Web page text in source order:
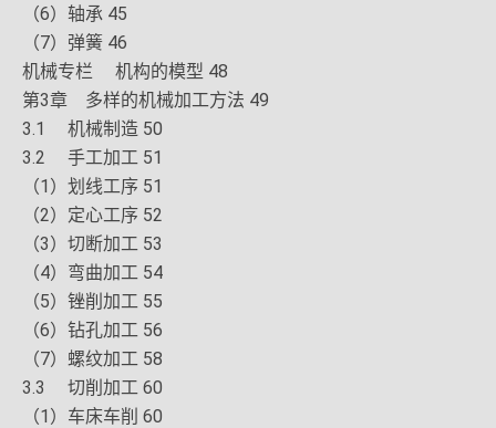
（6）轴承 45
（7）弹簧 46
机械专栏 机构的模型 48
第3章 多样的机械加工方法 49
3.1 机械制造 50
3.2 手工加工 51
（1）划线工序 51
（2）定心工序 52
（3）切断加工 53
（4）弯曲加工 54
（5）锉削加工 55
（6）钻孔加工 56
（7）螺纹加工 58
3.3 切削加工 60
（1）车床车削 60